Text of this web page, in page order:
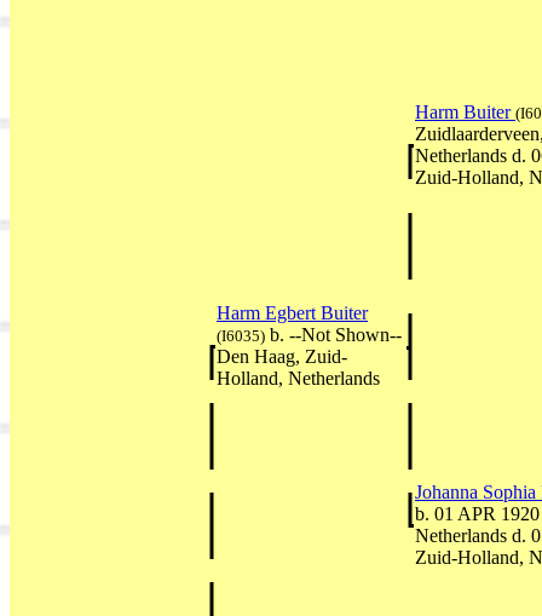
Harm Buiter
Netherlands d.
Zuid-Holland,
Harm Egbert Buiter
(I6035) b. --Not Shown--
Den Haag, Zuid-
Holland, Netherlands
Johanna
b. 01 APR
Netherlands d.
Zuid-Holland,